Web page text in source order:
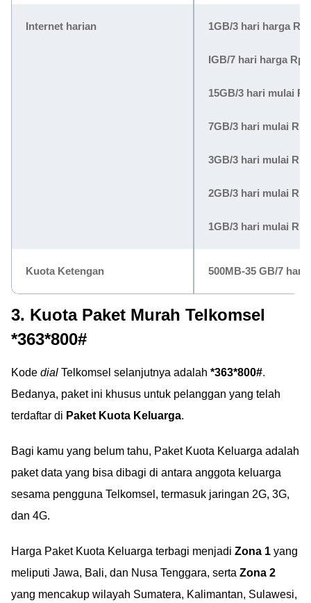
Internet harian 1GB/3 hari harga
IGB/7 hari harga
15GB/3 hari mulai
7GB/3 hari mulai
3GB/3 hari mulai
2GB/3 hari mulai
1GB/3 hari mulai
Kuota Ketengan 500MB-35 GB/7 hari
3. Kuota Paket Murah Telkomsel
*363*800#
Kode dial Telkomsel selanjutnya adalah *363*800#.
Bedanya, paket ini khusus untuk pelanggan yang telah
terdaftar di Paket Kuota Keluarga.
Bagi kamu yang belum tahu, Paket Kuota Keluarga adalah
paket data yang bisa dibagi di antara anggota keluarga
sesama pengguna Telkomsel, termasuk jaringan 2G, 3G,
dan 4G.
Harga Paket Kuota Keluarga terbagi menjadi Zona 1 yang
meliputi Jawa, Bali, dan Nusa Tenggara, serta Zona 2
yang mencakup wilayah Sumatera, Kalimantan, Sulawesi,